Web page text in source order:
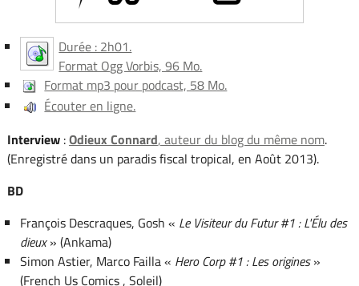
Durée : 2h01.
Format Ogg Vorbis, 96 Mo.
Format mp3 pour podcast, 58 Mo.
Écouter en ligne.
Interview:Odieux Connard, auteur du blog du même nom.
(Enregistré dans un paradis fiscal tropical, en Août 2013).
BD
François Descraques, Gosh « Le Visiteur du Futur #1 : L'Élu des
dieux» (Ankama)
Simon Astier, Marco Failla « Hero Corp #1 : Les origines»
(French Us Comics , Soleil)